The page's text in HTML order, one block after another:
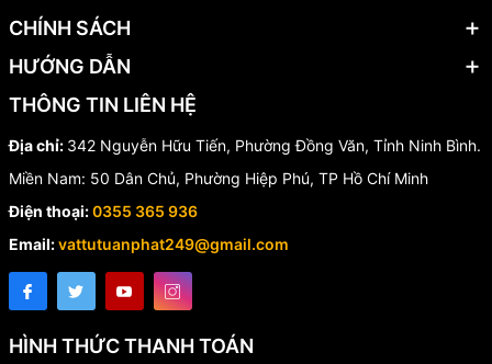
🔹 Không độc hại, không rỉ sét.
🔹 Trọng lượng nhẹ, vận chuyển và lắp đặt thuận tiện.
🔹 Đóng mở nhanh chỉ với thao tác xoay 90°.
🏭 Ứng dụng
✔️ Hệ thống cấp nước dân dụng.
✔️ Hệ thống thoát nước.
✔️ Hệ thống tưới tiêu nông nghiệp.
✔️ Nuôi trồng thủy sản.
CHÍNH SÁCH
HƯỚNG DẪN
THÔNG TIN LIÊN HỆ
Địa chỉ: 342 Nguyễn Hữu Tiến, Phường Đồng Văn, Tỉnh Ninh Bình.
Miền Nam: 50 Dân Chủ, Phường Hiệp Phú, TP Hồ Chí Minh
Điện thoại:0355 365 936
Email:vattutuanphat249@gmail.com
HÌNH THỨC THANH TOÁN